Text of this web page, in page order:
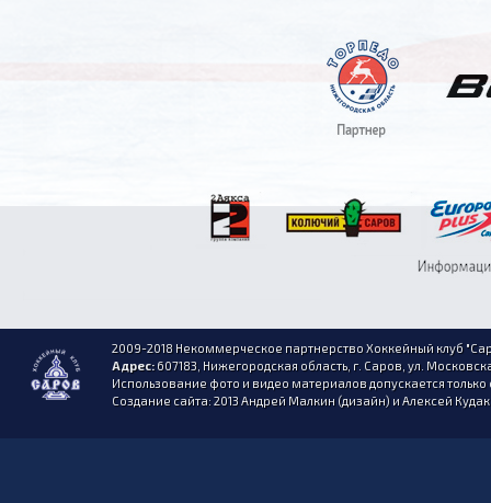
2009-2018 Некоммерческое партнерство Хоккейный клуб
Адрес:607183, Нижегородская область, г. Саров, ул.
Использование фото и видео материалов допускается
Создание сайта: 2013 Андрей Малкин (дизайн) и Алексей